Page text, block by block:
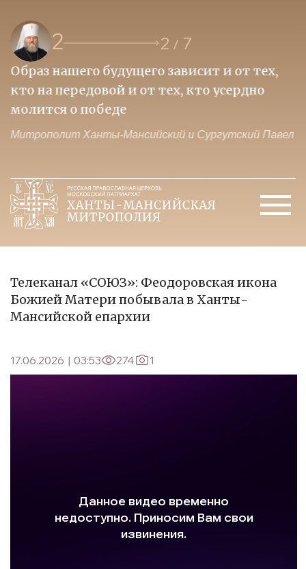
2 2 / 7
Образ нашего будущего зависит и от тех,
кто на передовой и от тех, кто усердно
молится о победе
Митрополит Ханты-Мансийский и Сургутский Павел
Телеканал «СОЮЗ»: Феодоровская икона
Божией Матери побывала в Ханты-
Мансийской епархии
17.06.2026 | 03:53 274 1